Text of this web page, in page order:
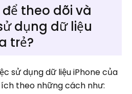
theo dõi và
dụng dữ liệu
trẻ?
sử dụng dữ liệu iPhone của
theo những cách như: